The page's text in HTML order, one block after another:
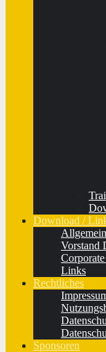
Download /
Vorstand
Links
Rechtliches
Sponsoren